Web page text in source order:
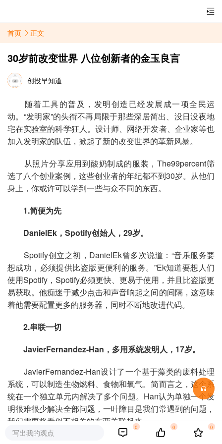
首页 正文
30岁前改变世界 八位创新者的金玉良言
创投早知道
随着工具的普及，发明创造已经发展成一项全民运
动。“发明家”的头衔不再局限于那些深居简出、没日没夜地
宅在实验室的科学狂人。设计师、网络开发者、企业家等也
加入发明家的队伍，掀起了新的改变世界的革新风暴。
从照片分享应用到酸奶制成的服装，The99percent筛
选了八个创业案例，这些创业者的年纪都不到30岁。从他们
身上，你或许可以学到一些与众不同的东西。
1.简便为先
DanielEk，Spotify创始人，29岁。
Spotify创立之初，DanielEk曾多次说道：“音乐服务要
想成功，必须提供比盗版更便利的服务。”Ek知道要想人们
使用Spotify，Spotify必须更快、更易于使用，并且比盗版更
易获取。他痴迷于减少点击和声音响起之间的间隔，这意味
着他需要配置更多的服务器，同时不断地改进代码。
2.串联一切
JavierFernandez-Han，多用系统发明人，17岁。
JavierFernandez-Han设计了一个基于藻类的废料处理
系统，可以制造生物燃料、食物和氧气。简而言之，这个系
统在一个独立单元内解决了多个问题。Han认为单独一个发
明很难很少解决全部问题，一叶障目是我们常遇到的问题，
我们需要将看似不相关的东西关联起来。
写出我的观点
0 0 0